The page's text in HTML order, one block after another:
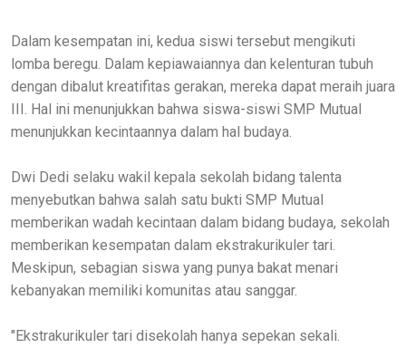
Dalam kesempatan ini, kedua siswi tersebut mengikuti
lomba beregu. Dalam kepiawaiannya dan kelenturan tubuh
dengan dibalut kreatifitas gerakan, mereka dapat meraih juara
III. Hal ini menunjukkan bahwa siswa-siswi SMP Mutual
menunjukkan kecintaannya dalam hal budaya.
Dwi Dedi selaku wakil kepala sekolah bidang talenta
menyebutkan bahwa salah satu bukti SMP Mutual
memberikan wadah kecintaan dalam bidang budaya, sekolah
memberikan kesempatan dalam ekstrakurikuler tari.
Meskipun, sebagian siswa yang punya bakat menari
kebanyakan memiliki komunitas atau sanggar.
"Ekstrakurikuler tari disekolah hanya sepekan sekali.